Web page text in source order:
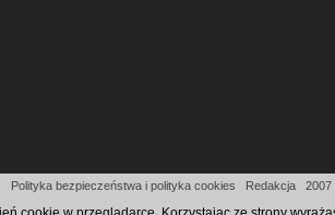
Polityka bezpieczeństwa i polityka cookies Redakcja 2007